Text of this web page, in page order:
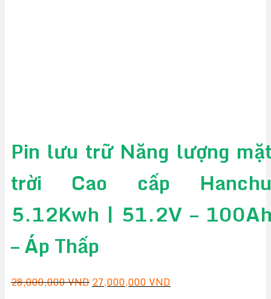
Pin lưu trữ Năng lượng
trời Cao cấp
5.12Kwh | 51.2V –
– Áp Thấp
28,000,000VNDGiá
27,000,000VND